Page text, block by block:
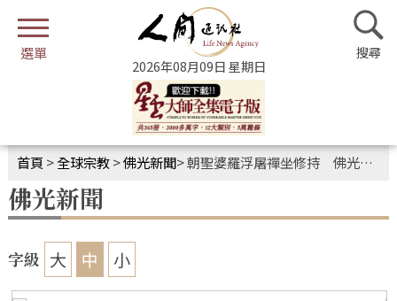
2026年08月09日 星期日
首頁 >全球宗教>佛光新聞>朝聖婆羅浮屠禪坐修持 佛光師生體悟佛陀本懷
佛光新聞
字級 大 中 小